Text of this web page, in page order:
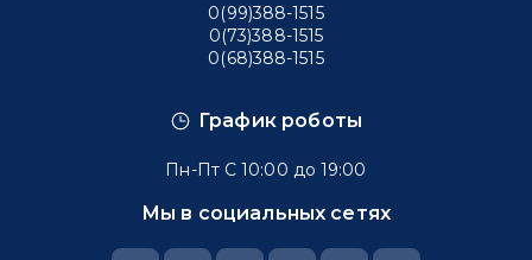
График роботы
Пн-Пт С 10:00 до 19:00
Мы в социальных сетях
0(99)388-1515
0(73)388-1515
0(68)388-1515